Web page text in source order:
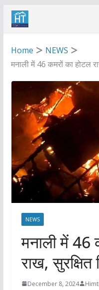
Skip
Home
NEWS
मनाली में 46 कमरों का होटल
NEWS
मनाली में 46
राख,
December 8, 2024